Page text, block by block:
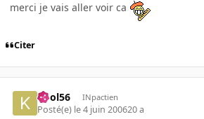
merci je vais aller voir ca
Citer
kool56 INpactien
Posté(e) le 4 juin 200620 a